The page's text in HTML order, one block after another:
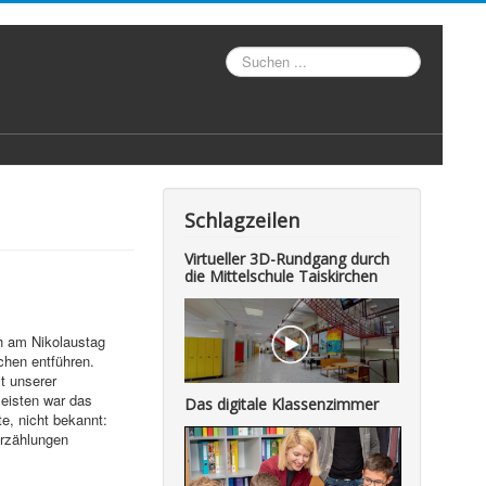
Suche
am Nikolaustag
entführen.
unserer
war das
nicht bekannt:
Schlagzeilen
Virtueller 3D-Rundgang durch
die Mittelschule Taiskirchen
Das digitale Klassenzimmer